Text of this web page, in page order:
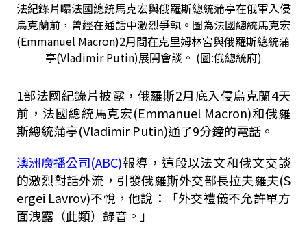
法紀錄片曝法國總統馬克宏與俄羅斯總統蒲亭在俄軍入侵
烏克蘭前，曾經在通話中激烈爭執。圖為法國總統馬克宏
(Emmanuel Macron)2月間在克里姆林宮與俄羅斯總統蒲
亭(Vladimir Putin)展開會談。 (圖:俄總統府)
1部法國紀錄片披露，俄羅斯2月底入侵烏克蘭4天
前，法國總統馬克宏(Emmanuel Macron)和俄羅
斯總統蒲亭(Vladimir Putin)通了9分鐘的電話。
澳洲廣播公司(ABC)報導，這段以法文和俄文交談
的激烈對話外流，引發俄羅斯外交部長拉夫羅夫(S
ergei Lavrov)不悅，他說：「外交禮儀不允許單方
面洩露（此類）錄音。」